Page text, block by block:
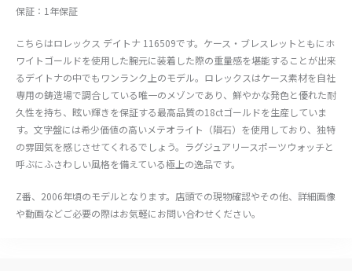
保証：1年保証
こちらはロレックス デイトナ 116509です。ケース・ブレスレットともにホ
ワイトゴールドを使用した腕元に装着した際の重量感を堪能することが出来
るデイトナの中でもワンランク上のモデル。ロレックスはケース素材を自社
専用の鋳造場で調合している唯一のメゾンであり、鮮やかな発色と優れた耐
久性を持ち、眩い輝きを保証する最高品質の18ctゴールドを生産していま
す。文字盤には希少価値の高いメテオライト（隕石）を使用しており、独特
の雰囲気を感じさせてくれるでしょう。ラグジュアリースポーツウォッチと
呼ぶにふさわしい風格を備えている極上の逸品です。
Z番、2006年頃のモデルとなります。店頭での現物確認やその他、詳細画像
や動画などご必要の際はお気軽にお問い合わせください。